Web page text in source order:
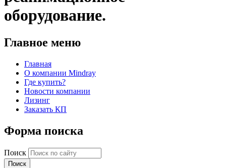
оборудование.
Главное меню
Главная
О компании Mindray
Где купить?
Новости компании
Лизинг
Заказать КП
Форма поиска
Поиск